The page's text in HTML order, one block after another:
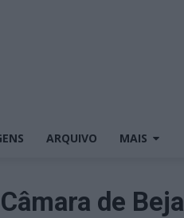
ARQUIVO MAIS
de Beja